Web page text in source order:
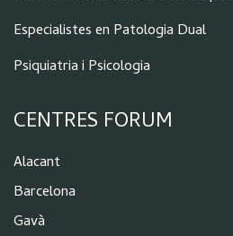
Especialistes en Patologia Dual
Psiquiatria i Psicologia
CENTRES FORUM
Alacant
Barcelona
Gavà